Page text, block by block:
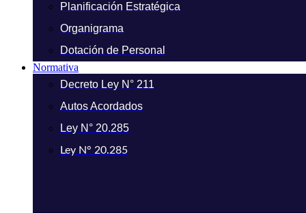
Planificación Estratégica
Organigrama
Dotación de Personal
Normativa
Decreto Ley N° 211
Autos Acordados
Ley N° 20.285
Ley N° 20.285